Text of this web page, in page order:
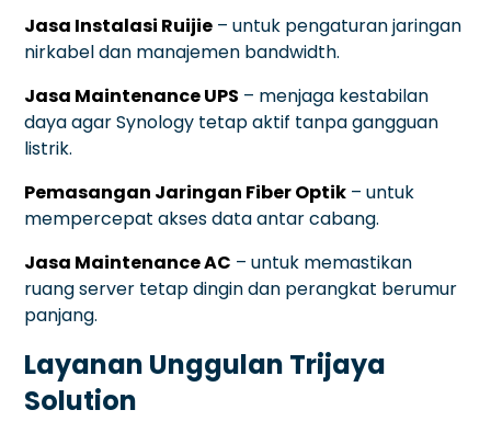
Jasa Instalasi Ruijie – untuk pengaturan jaringan
nirkabel dan manajemen bandwidth.
Jasa Maintenance UPS – menjaga kestabilan
daya agar Synology tetap aktif tanpa gangguan
listrik.
Pemasangan Jaringan Fiber Optik – untuk
mempercepat akses data antar cabang.
Jasa Maintenance AC – untuk memastikan
ruang server tetap dingin dan perangkat berumur
panjang.
Layanan Unggulan Trijaya
Solution